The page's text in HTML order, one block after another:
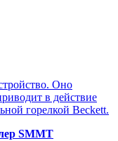
Оно
в действие
горелкой Beckett.
SMMT